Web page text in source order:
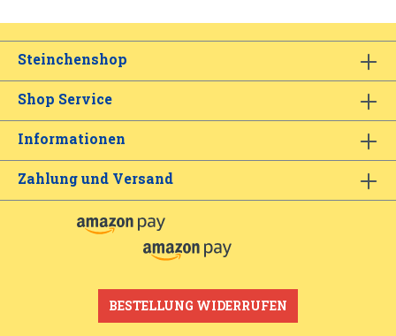
Steinchenshop
Shop Service
Informationen
Zahlung und Versand
BESTELLUNG WIDERRUFEN